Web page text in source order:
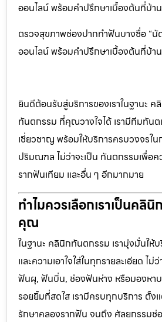
ออนไลน์ พร้อมคำปรึกษาเบื้องต้นที่บ้า
ตรวจสุขภาพช่องปากทำฟันบางซื่อ “
ออนไลน์ พร้อมคำปรึกษาเบื้องต้นที่บ้า
ยินดีต้อนรับสู่บริการของเราในฐานะ
ทันตกรรม ที่คุณวางใจได้ เรามีทีมทัน
เชี่ยวชาญ พร้อมให้บริการครบวงจรใน
ปริมณฑล ไม่ว่าจะเป็น ทันตกรรมเพื่อ
รากฟันเทียม และอื่น ๆ อีกมากมาย
ทำไมควรเลือกเราเป็นคลิ
คุณ
ในฐานะ คลินิกทันตกรรม เรามุ่งมั่นให้
และความเอาใจใส่ในทุกรายละเอียด ไ
ฟันผุ, ฟันบิ่น, ช่องฟันห่าง หรือมองหา
รอยยิ้มที่สดใส เรามีครบทุกบริการ ตั้
รักษาคลองรากฟัน จนถึง ศัลยกรรมช่